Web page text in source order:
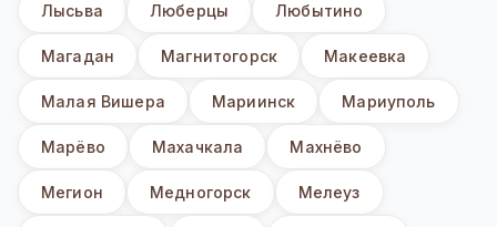
Лысьва Люберцы Любытино
Магадан Магнитогорск Макеевка
Малая Вишера Мариинск Мариуполь
Марёво Махачкала Махнёво
Мегион Медногорск Мелеуз